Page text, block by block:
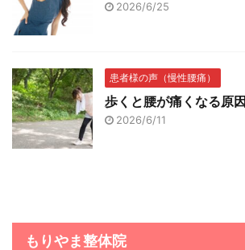
2026/6/25
患者様の声（慢性腰痛）
歩くと腰が痛くなる原因
2026/6/11
もりやま整体院